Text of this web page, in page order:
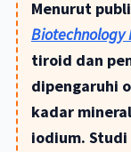
Menurut
Biotechnology
tiroid dan
dipengaruhi
kadar
iodium.